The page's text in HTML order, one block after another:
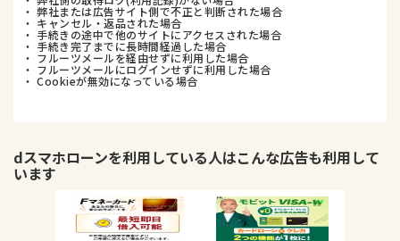
・ 弊社または広告サイト側で不正と判断された場合
・ キャンセル・返品された場合
・ 手続きの途中で他のサイトにアクセスされた場合
・ 手続き完了までに長時間経過した場合
・ フルーツメールを経由せずに利用した場合
・ フルーツメールにログインせずに利用した場合
・ Cookieが無効になっている場合
dスマホローンを利用している人はこんな広告も利用して
います